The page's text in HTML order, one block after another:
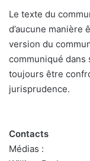
Le texte du
d’aucune manière
version du
communiqué dans
toujours être
jurisprudence.
Contacts
Médias :